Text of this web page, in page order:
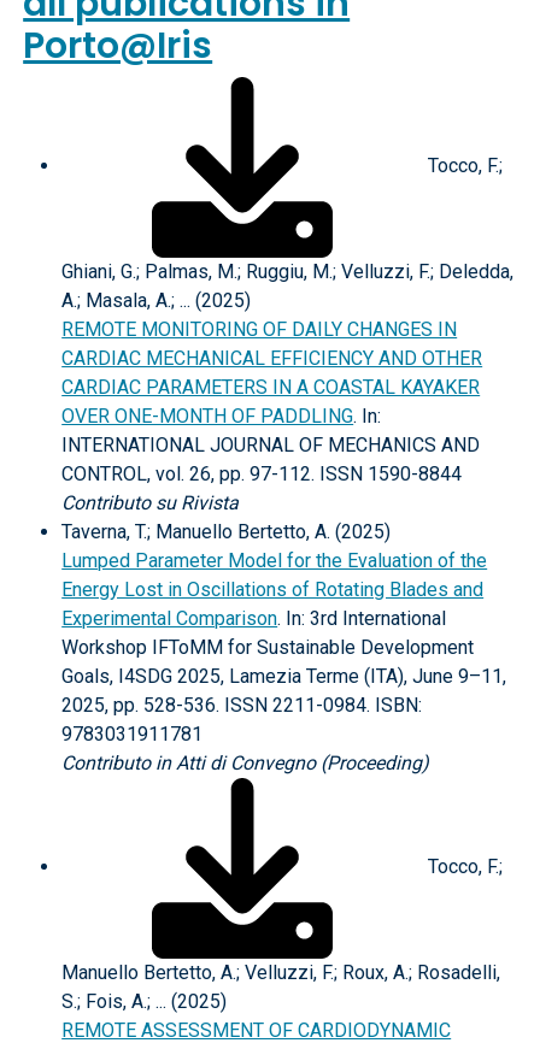
Porto@Iris
Tocco, F.;
Ghiani, G.; Palmas, M.; Ruggiu, M.; Velluzzi, F.; Deledda,
A.; Masala, A.; ... (2025)
REMOTE MONITORING OF DAILY CHANGES IN
CARDIAC MECHANICAL EFFICIENCY AND OTHER
CARDIAC PARAMETERS IN A COASTAL KAYAKER
OVER ONE-MONTH OF PADDLING. In:
INTERNATIONAL JOURNAL OF MECHANICS AND
CONTROL, vol. 26, pp. 97-112. ISSN 1590-8844
Contributo su Rivista
Taverna, T.; Manuello Bertetto, A. (2025)
Lumped Parameter Model for the Evaluation of the
Energy Lost in Oscillations of Rotating Blades and
Experimental Comparison. In: 3rd International
Workshop IFToMM for Sustainable Development
Goals, I4SDG 2025, Lamezia Terme (ITA), June 9–11,
2025, pp. 528-536. ISSN 2211-0984. ISBN:
9783031911781
Contributo in Atti di Convegno (Proceeding)
Tocco, F.;
Manuello Bertetto, A.; Velluzzi, F.; Roux, A.; Rosadelli,
S.; Fois, A.; ... (2025)
REMOTE ASSESSMENT OF CARDIODYNAMIC